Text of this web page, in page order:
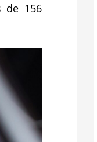
de 156